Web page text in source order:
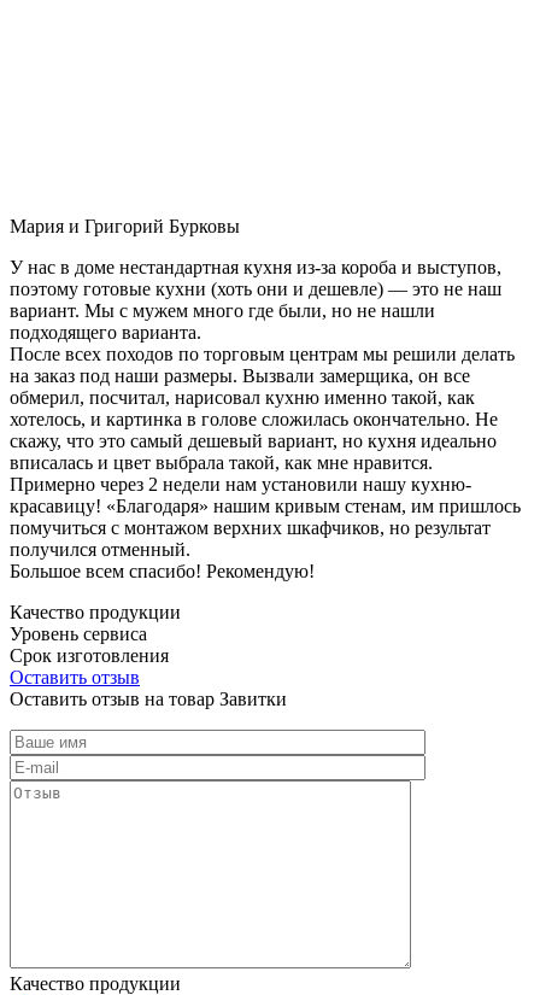
Мария и Григорий Бурковы
У нас в доме нестандартная кухня из-за короба и выступов,
поэтому готовые кухни (хоть они и дешевле) — это не наш
вариант. Мы с мужем много где были, но не нашли
подходящего варианта.
После всех походов по торговым центрам мы решили делать
на заказ под наши размеры. Вызвали замерщика, он все
обмерил, посчитал, нарисовал кухню именно такой, как
хотелось, и картинка в голове сложилась окончательно. Не
скажу, что это самый дешевый вариант, но кухня идеально
вписалась и цвет выбрала такой, как мне нравится.
Примерно через 2 недели нам установили нашу кухню-
красавицу! «Благодаря» нашим кривым стенам, им пришлось
помучиться с монтажом верхних шкафчиков, но результат
получился отменный.
Большое всем спасибо! Рекомендую!
Качество продукции
Уровень сервиса
Срок изготовления
Оставить отзыв
Оставить отзыв на товар Завитки
Качество продукции